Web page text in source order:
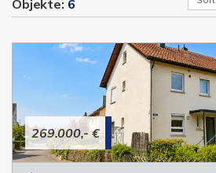
Objekte: 6
269.000,- €